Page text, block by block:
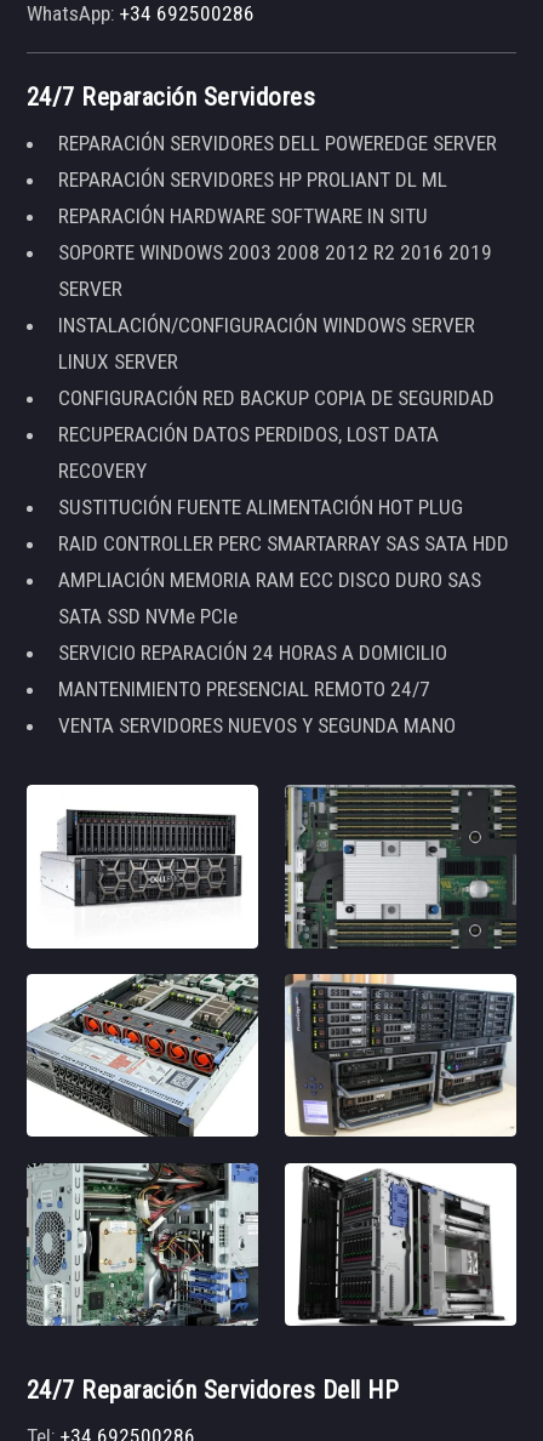
WhatsApp:+34 692500286
24/7 Reparación Servidores
REPARACIÓN SERVIDORES DELL POWEREDGE SERVER
REPARACIÓN SERVIDORES HP PROLIANT DL ML
REPARACIÓN HARDWARE SOFTWARE IN SITU
SOPORTE WINDOWS 2003 2008 2012 R2 2016 2019
SERVER
INSTALACIÓN/CONFIGURACIÓN WINDOWS SERVER
LINUX SERVER
CONFIGURACIÓN RED BACKUP COPIA DE SEGURIDAD
RECUPERACIÓN DATOS PERDIDOS, LOST DATA
RECOVERY
SUSTITUCIÓN FUENTE ALIMENTACIÓN HOT PLUG
RAID CONTROLLER PERC SMARTARRAY SAS SATA HDD
AMPLIACIÓN MEMORIA RAM ECC DISCO DURO SAS
SATA SSD NVMe PCIe
SERVICIO REPARACIÓN 24 HORAS A DOMICILIO
MANTENIMIENTO PRESENCIAL REMOTO 24/7
VENTA SERVIDORES NUEVOS Y SEGUNDA MANO
24/7 Reparación Servidores Dell HP
Tel:+34 692500286